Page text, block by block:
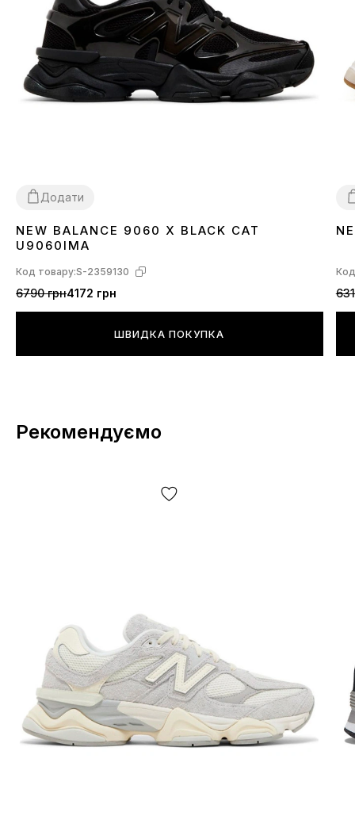
Додати
3637 3840414243 44 45
NEW BALANCE 9060 X BLACK CAT
U9060IMA
Код товару:S-2359130
6790 грн4172 грн
ШВИДКА ПОКУПКА
Рекомендуємо